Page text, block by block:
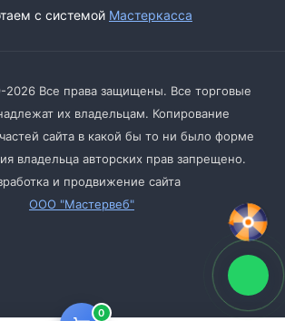
0
с системой Мастеркасса
Все права защищены. Все торговые
их владельцам. Копирование
сайта в какой бы то ни было форме
владельца авторских прав запрещено.
и продвижение сайта
ООО "Мастервеб"